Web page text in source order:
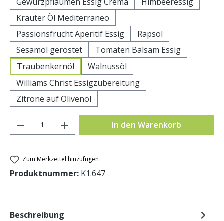
Kräuter Öl Mediterraneo
Passionsfrucht Aperitif Essig
Rapsöl
Sesamöl geröstet
Tomaten Balsam Essig
Traubenkernöl
Walnussöl
Williams Christ Essigzubereitung
Zitrone auf Olivenöl
Produkt Anzahl: Gib den gewünschten
In den Warenkorb
Zum Merkzettel hinzufügen
Produktnummer: K1.647
Beschreibung